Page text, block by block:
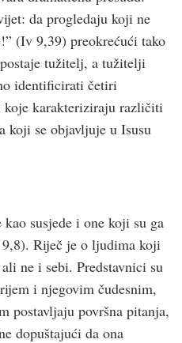
da progledaju koji ne
(Iv 9,39) preokrećući tako
tužitelj, a tužitelji
identificirati četiri
koje karakteriziraju različiti
koji se objavljuje u Isusu
susjede i one koji su ga
Riječ je o ljudima koji
ne i sebi. Predstavnici su
i njegovim čudesnim,
postavljaju površna pitanja,
dopuštajući da ona